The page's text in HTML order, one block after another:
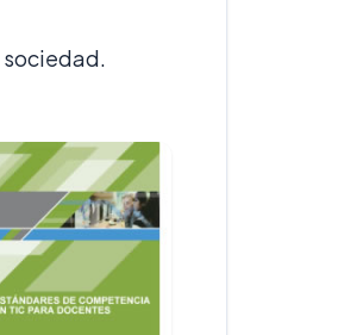
sociedad.